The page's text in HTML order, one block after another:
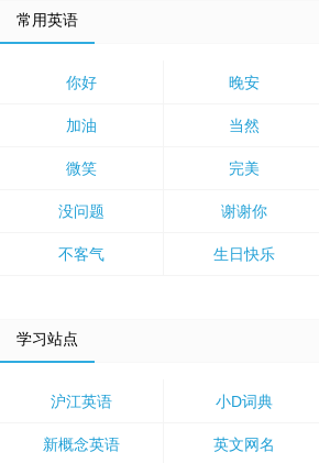
常用英语
你好 晚安
加油 当然
微笑 完美
没问题 谢谢你
不客气 生日快乐
学习站点
沪江英语 小D词典
新概念英语 英文网名